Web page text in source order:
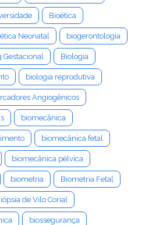
Bioética
Neonatal biogerontologia
Gestacional Biologia
biologia reprodutiva
Angiogênicos
biomecânica
biomecânica fetal
biomecânica pélvica
biometria Biometria Fetal
de Vilo Corial
biossegurança